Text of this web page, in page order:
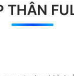
THÂN